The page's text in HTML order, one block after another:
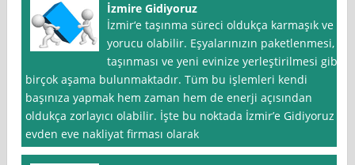
İzmire Gidiyoruz
İzmir‘e taşınma süreci oldukça karmaşık ve
yorucu olabilir. Eşyalarınızın paketlenmesi,
taşınması ve yeni evinize yerleştirilmesi gibi
birçok aşama bulunmaktadır. Tüm bu işlemleri kendi
başınıza yapmak hem zaman hem de enerji açısından
oldukça zorlayıcı olabilir. İşte bu noktada İzmir’e Gidiyoruz
evden eve nakliyat firması olarak